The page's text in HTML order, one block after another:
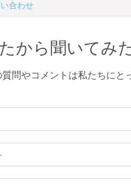
合わせ
から聞いてみ
質問やコメントは私たちにと